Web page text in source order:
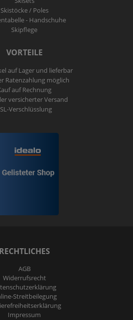
Skistöcke / Poles
- Handschuhe
Skipflege
VORTEILE
auf Lager und lieferbar
Ratenzahlung möglich
auf Rechnung
versicherter Versand
Verschlüsslung
RECHTLICHES
AGB
Widerrufs­recht
Streitbeilegung
Impressum